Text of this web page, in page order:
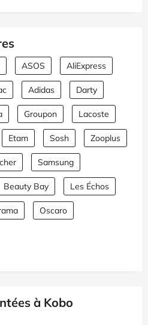
ASOS AliExpress
Adidas Darty
Groupon Lacoste
Etam Sosh Zooplus
Samsung
Beauty Bay Les Échos
Oscaro
à Kobo